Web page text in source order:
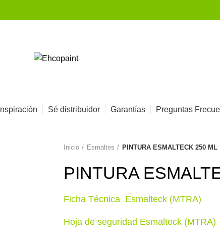
Inspiración Sé distribuidor Garantías Preguntas
Inicio
Esmaltes PINTURA ESMALTECK 250 ML
PINTURA
Ficha Técnica Esmalteck (MTRA)
Hoja de seguridad Esmalteck (MTRA)